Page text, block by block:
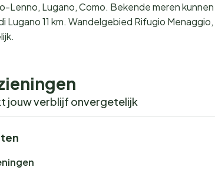
Lenno, Lugano, Como. Bekende meren
Lugano 11 km. Wandelgebied Rifugio
jouw verblijf onvergetelijk